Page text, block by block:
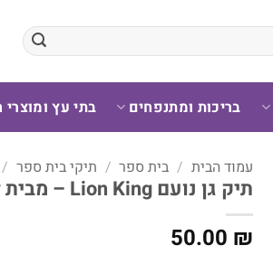
בריכות ומתנפחים בתי עץ ומוצרי
עמוד הבית / בית ספר / תיקי בית ספר /
תיק גן נועם Lion King – מבית Kal Gav
50.00 ₪